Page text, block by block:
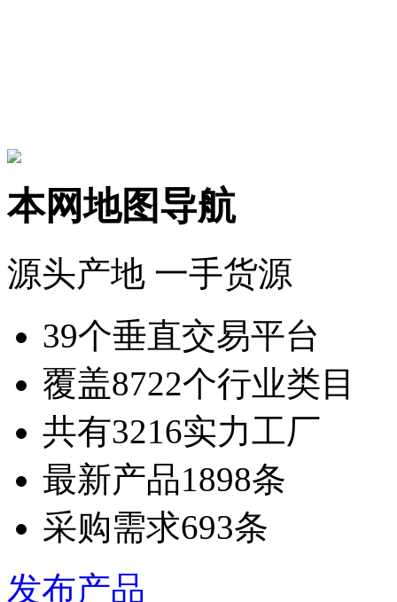
本网地图导航
源头产地 一手货源
39个垂直交易平台
覆盖8722个行业类目
共有3216实力工厂
最新产品1898条
采购需求693条
发布产品